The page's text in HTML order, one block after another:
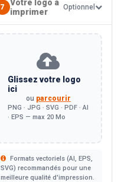
7
Votre logo à
imprimer
Optionnel
Glissez votre logo
ici
ou parcourir
PNG · JPG · SVG · PDF · AI
· EPS — max 20 Mo
Formats vectoriels (AI, EPS,
SVG) recommandés pour une
meilleure qualité d'impression.